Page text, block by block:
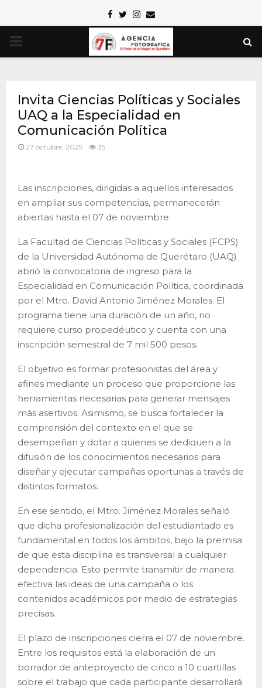
Facebook
TwitterInstagram
Email
PRIMARY
Invita Ciencias Políticas y Sociales
UAQ a la Especialidad en
Comunicación Política
27 octubre, 2025 35
Las inscripciones, dirigidas a aquellos interesados
en ampliar sus competencias, permanecerán
abiertas hasta el 07 de noviembre.
La Facultad de Ciencias Políticas y Sociales (FCPS)
de la Universidad Autónoma de Querétaro (UAQ)
abrió la convocatoria de ingreso para la
Especialidad en Comunicación Política, coordinada
por el Mtro. David Antonio Jiménez Morales. El
programa tiene una duración de un año, no
requiere curso propedéutico y cuenta con una
inscripción semestral de 7 mil 500 pesos.
El objetivo es formar profesionistas del área y
afines mediante un proceso que proporcione las
herramientas necesarias para generar mensajes
más asertivos. Asimismo, se busca fortalecer la
comprensión del contexto en el que se
desempeñan y dotar a quienes se dediquen a la
difusión de los conocimientos necesarios para
diseñar y ejecutar campañas oportunas a través de
distintos formatos.
En ese sentido, el Mtro. Jiménez Morales señaló
que dicha profesionalización del estudiantado es
fundamental en todos los ámbitos, bajo la premisa
de que esta disciplina es transversal a cualquier
dependencia. Esto permite transmitir de manera
efectiva las ideas de una campaña o los
contenidos académicos por medio de estrategias
precisas.
El plazo de inscripciones cierra el 07 de noviembre.
Entre los requisitos está la elaboración de un
borrador de anteproyecto de cinco a 10 cuartillas
sobre el trabajo que cada participante desarrollará